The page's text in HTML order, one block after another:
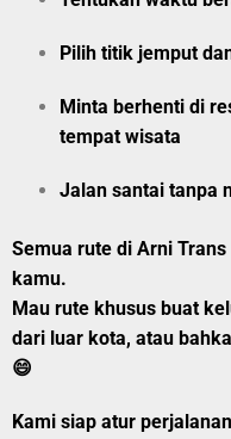
Pilih titik jemput
Minta berhenti di
tempat wisata
Jalan santai tanpa
Semua rute di Arni
kamu.
Mau rute khusus buat
dari luar kota, atau
😄
Kami siap atur